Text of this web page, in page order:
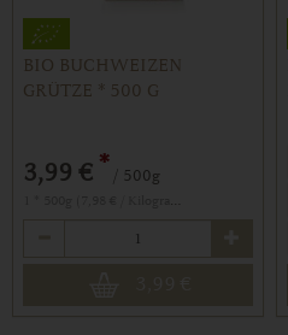
BIO BUCHWEIZEN
GRÜTZE * 500 G
3,99 € * / 500g
1 * 500g (7,98 € / Kilogramm)